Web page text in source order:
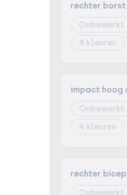
rechter borst
Onbewerkt
4
impact hoog
Onbewerkt
4
rechter bicep
Onbewerkt